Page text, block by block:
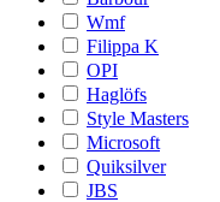
Wmf
Filippa K
OPI
Haglöfs
Style Masters
Microsoft
Quiksilver
JBS